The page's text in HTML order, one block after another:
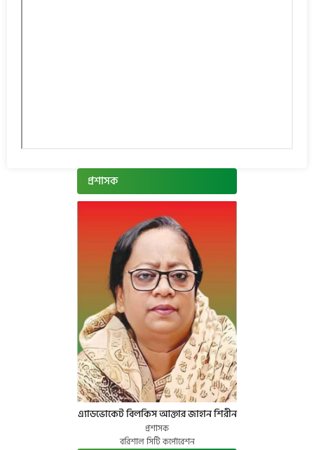
প্রশাসক
এ্যাডভোকেট বিলকিস আক্তার জাহান শিরীন
প্রশাসক
বরিশাল সিটি কর্পোরেশন